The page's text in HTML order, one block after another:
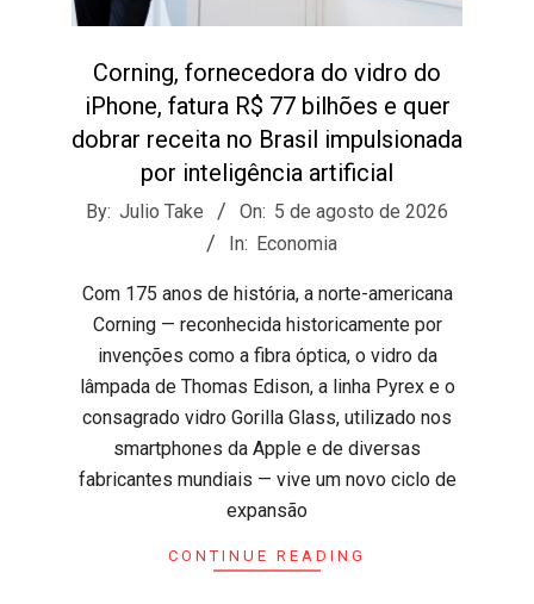
Corning, fornecedora do vidro do
iPhone, fatura R$ 77 bilhões e quer
dobrar receita no Brasil impulsionada
por inteligência artificial
2026-
By: Julio Take On: 5 de agosto de 2026
In: Economia
​Com 175 anos de história, a norte-americana
Corning — reconhecida historicamente por
invenções como a fibra óptica, o vidro da
lâmpada de Thomas Edison, a linha Pyrex e o
consagrado vidro Gorilla Glass, utilizado nos
smartphones da Apple e de diversas
fabricantes mundiais — vive um novo ciclo de
expansão
CONTINUE READING